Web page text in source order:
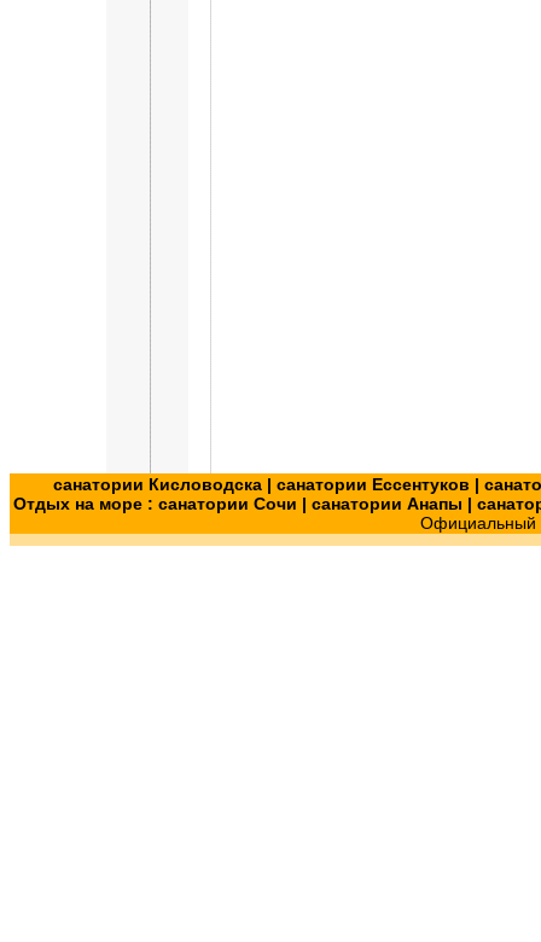
санатории Кисловодска| санатории Ессентуков |
Отдых на море : санатории Сочи | санатории Анапы |
Официальный